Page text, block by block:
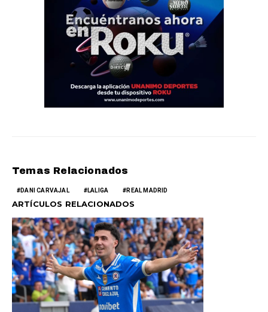
Temas Relacionados
DANI CARVAJAL LALIGA REAL MADRID
ARTÍCULOS RELACIONADOS